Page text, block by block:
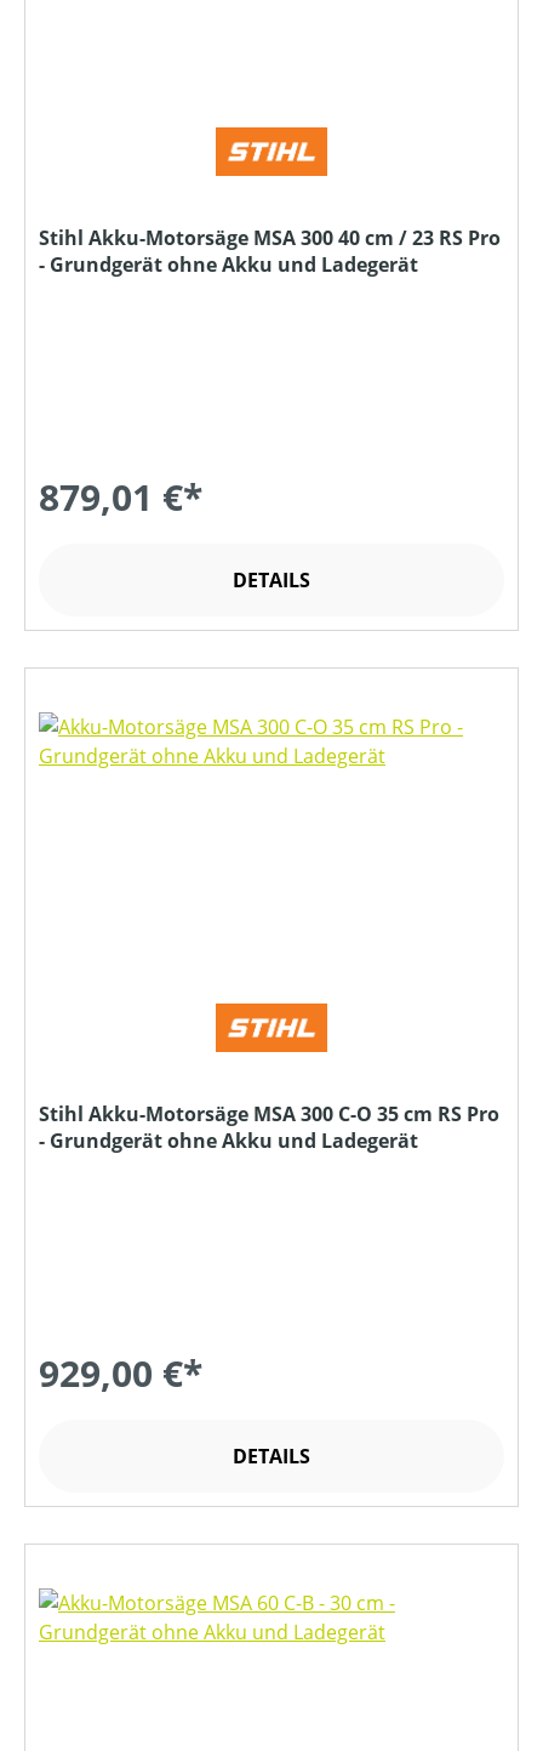
Stihl Akku-Motorsäge MSA 300 40 cm / 23 RS Pro
- Grundgerät ohne Akku und Ladegerät
879,01 €*
DETAILS
Stihl Akku-Motorsäge MSA 300 C-O 35 cm RS Pro
- Grundgerät ohne Akku und Ladegerät
929,00 €*
DETAILS